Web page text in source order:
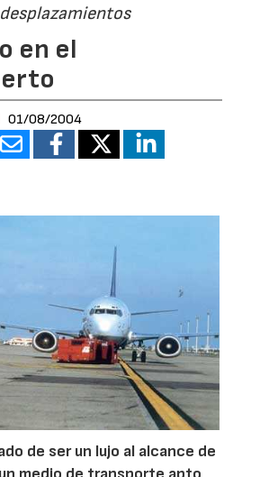
en el
01/08/2004
de ser un lujo al alcance de